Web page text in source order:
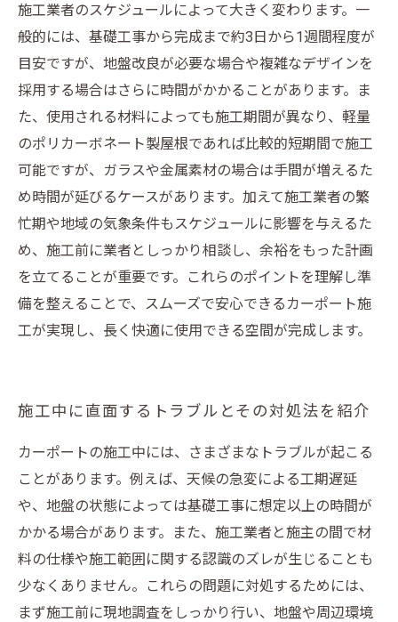
施工業者のスケジュールによって大きく変わります。一
般的には、基礎工事から完成まで約3日から1週間程度が
目安ですが、地盤改良が必要な場合や複雑なデザインを
採用する場合はさらに時間がかかることがあります。ま
た、使用される材料によっても施工期間が異なり、軽量
のポリカーボネート製屋根であれば比較的短期間で施工
可能ですが、ガラスや金属素材の場合は手間が増えるた
め時間が延びるケースがあります。加えて施工業者の繁
忙期や地域の気象条件もスケジュールに影響を与えるた
め、施工前に業者としっかり相談し、余裕をもった計画
を立てることが重要です。これらのポイントを理解し準
備を整えることで、スムーズで安心できるカーポート施
工が実現し、長く快適に使用できる空間が完成します。
施工中に直面するトラブルとその対処法を紹介
カーポートの施工中には、さまざまなトラブルが起こる
ことがあります。例えば、天候の急変による工期遅延
や、地盤の状態によっては基礎工事に想定以上の時間が
かかる場合があります。また、施工業者と施主の間で材
料の仕様や施工範囲に関する認識のズレが生じることも
少なくありません。これらの問題に対処するためには、
まず施工前に現地調査をしっかり行い、地盤や周辺環境